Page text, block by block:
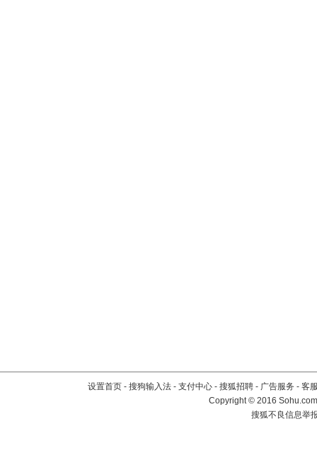
设置首页 - 搜狗输入法 - 支付中心 - 搜狐招聘 - 广告服务 - 客
Copyright©2016
搜狐不良信息举